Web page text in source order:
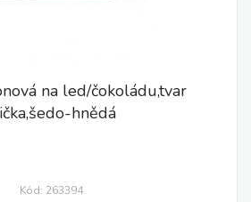
na led/čokoládu,tvar
hnědá
Kód: 263394